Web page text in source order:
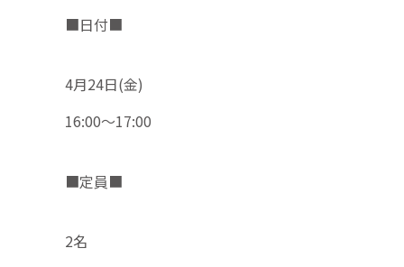
■日付■
4月24日(金)
16:00～17:00
■定員■
2名